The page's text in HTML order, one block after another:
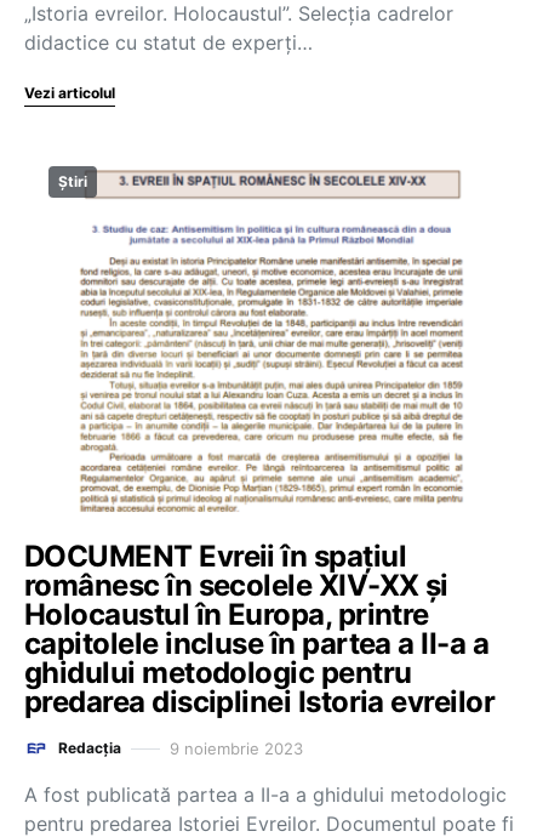
„Istoria evreilor. Holocaustul”. Selecția cadrelor
didactice cu statut de experți…
Vezi articolul
Știri
DOCUMENT Evreii în spațiul
românesc în secolele XIV-XX și
Holocaustul în Europa, printre
capitolele incluse în partea a II-a a
ghidului metodologic pentru
predarea disciplinei Istoria evreilor
Redacția 9 noiembrie 2023
A fost publicată partea a II-a a ghidului metodologic
pentru predarea Istoriei Evreilor. Documentul poate fi